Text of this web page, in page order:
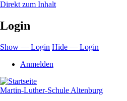
Direkt zum Inhalt
Login
Show — Login Hide — Login
Anmelden
Martin-Luther-Schule Altenburg